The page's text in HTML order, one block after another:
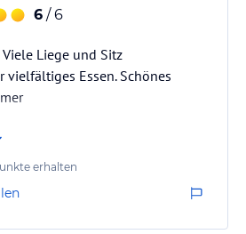
Prüfung durch HolidayCheck. Bitte
verbindlichen
6 / 6
Liege und Sitz
vielfältiges Essen. Schönes
erhalten